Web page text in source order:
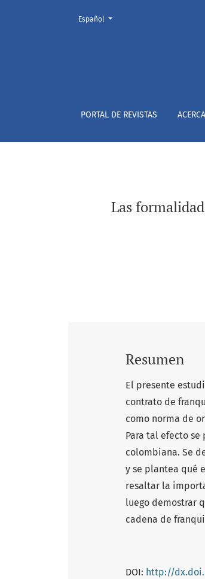
Las formalidades ad
PORTAL DE REVISTAS
Cambiar el idioma. El actual es:
Español
Las
Resumen
El presente
contrato de
como norma de
Para tal efecto
colombiana. Se
y se plantea qué
resaltar la
luego demostrar
cadena de
DOI: http://